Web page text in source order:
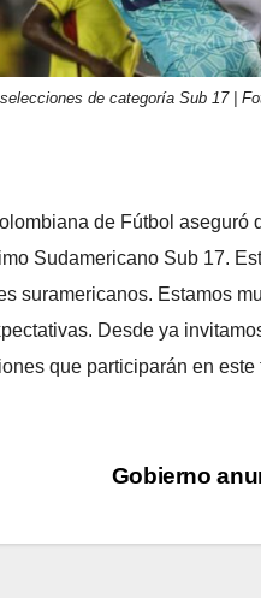
de categoría Sub 17 |
de Fútbol aseguró
Sudamericano Sub 17.
suramericanos. Estamos
Desde ya
que participarán en este
Gobierno